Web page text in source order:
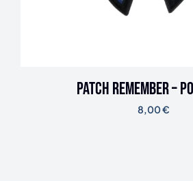
Patch Remember –
8,00€